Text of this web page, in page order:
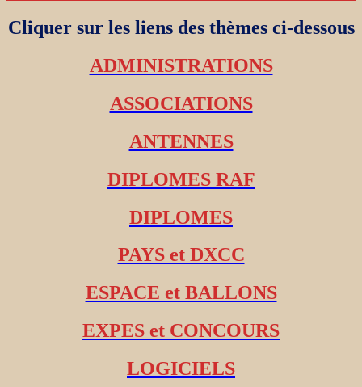
Cliquer sur les liens des thèmes ci-dessous
ADMINISTRATIONS
ASSOCIATIONS
ANTENNES
DIPLOMES RAF
DIPLOMES
PAYS et DXCC
ESPACE et BALLONS
EXPES et CONCOURS
LOGICIELS